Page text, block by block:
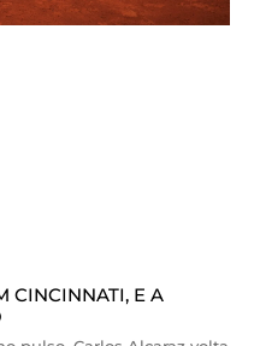
CINCINNATI, E A